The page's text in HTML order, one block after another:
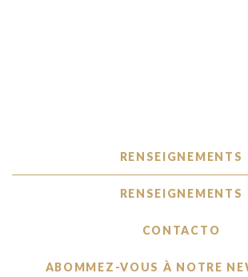
RENSEIGNEMENTS
RENSEIGNEMENTS
CONTACTO
ABOMMEZ-VOUS À NOTRE